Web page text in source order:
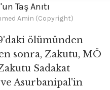
Taş Anıtı
Amin (Copyright)
ölümünden
sonra, Zakutu, MÖ
Sadakat
ve Asurbanipal'in